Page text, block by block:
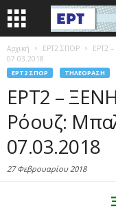
Αρχική EΡΤ2 ΣΠΟΡ
ΕΡΤ2
07.03.2018
EΡΤ2 ΣΠΟΡ ΤΗΛΕΌΡΑΣΗ
ΕΡΤ2 –
Ρόουζ:
07.03.2018
27 Φεβρουαρίου 2018